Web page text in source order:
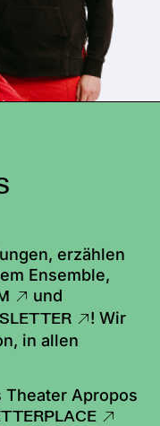
erzählen
Ensemble,
und
! Wir
in allen
Theater Apropos